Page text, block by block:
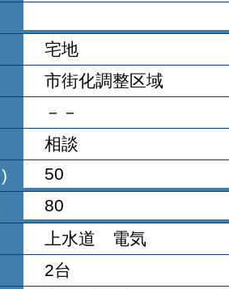
宅地
市街化調整区域
－－
相談
50
80
上水道 電気
2台